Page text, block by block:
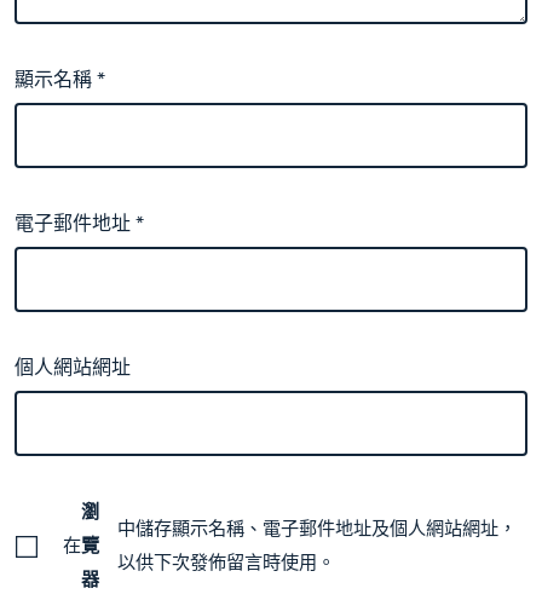
顯示名稱*
電子郵件地址*
個人網站網址
在
瀏
覽
器
中儲存顯示名稱、電子郵件地址及個人網站網址，
以供下次發佈留言時使用。